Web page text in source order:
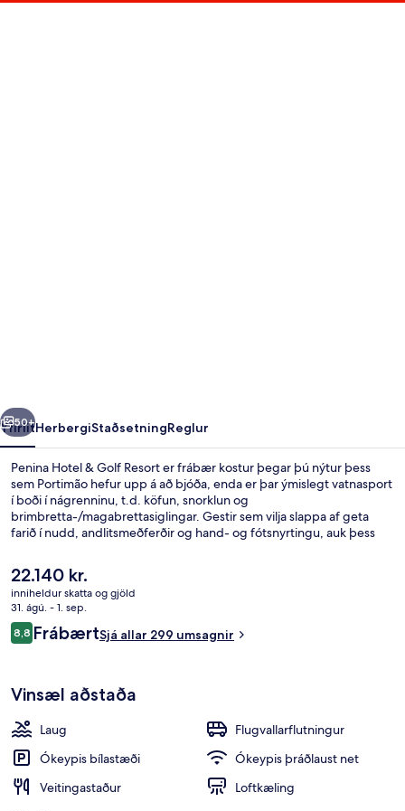
Næsta
50+
YfirlitHerbergiStaðsetningReglur
Penina Hotel & Golf Resort er frábær kostur þegar þú nýtur þess
sem Portimão hefur upp á að bjóða, enda er þar ýmislegt vatnasport
í boði í nágrenninu, t.d. köfun, snorklun og
brimbretta-/magabrettasiglingar. Gestir sem vilja slappa af geta
farið í nudd, andlitsmeðferðir og hand- og fótsnyrtingu, auk þess
Alvor Beach) er einn af 5 veitingastöðum sem hægt er að velja um.
Þar er matargerðarlist frá Miðjarðarhafinu í hávegum höfð og er
boðið upp á hádegisverð og kvöldverð. Meðal annarra þæginda
sem þú færð á þessu hóteli fyrir vandláta eru golfvöllur, ókeypis
barnaklúbbur og bar við sundlaugarbakkann. Aðrir gestir hafa sagt
að meðal helstu kosta gististaðarins sé hjálpsamt starfsfólk.
Núverandi
verð
er
22.140 kr.
22.140 kr.
inniheldur skatta og gjöld
31. ágú. - 1. sep.
Umsagnir
8,88,8 af 10
FrábærtSjá allar 299 umsagnir
Vinsæl aðstaða
Laug
Flugvallarflutningur
Ókeypis bílastæði
Ókeypis þráðlaust net
Veitingastaður
Loftkæling